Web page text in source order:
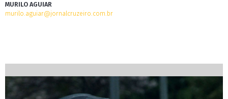
MURILO AGUIAR
murilo.aguiar@jornalcruzeiro.com.br